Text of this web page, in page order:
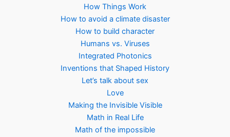
How Things Work
How to avoid a climate disaster
How to build character
Humans vs. Viruses
Integrated Photonics
Inventions that Shaped History
Let’s talk about sex
Love
Making the Invisible Visible
Math in Real Life
Math of the impossible